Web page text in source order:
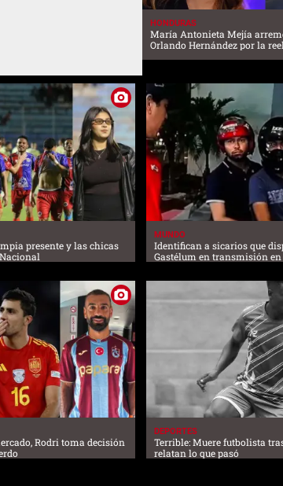
HONDURAS
María Antonieta Mejía
Orlando Hernández por la
presente y las chicas
MUNDO
Identifican a sicarios que
Gastélum en transmisión
Rodri toma decisión
DEPORTES
Terrible: Muere futbolista
relatan lo que pasó